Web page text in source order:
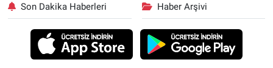
Son Dakika Haberleri Haber Arşivi